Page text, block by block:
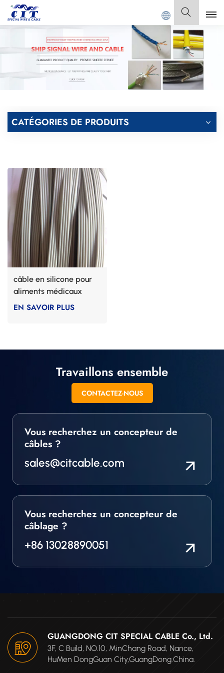
Co., Ltd. Français
English
Français
Italiano
CATÉGORIES DE PRODUITS
câble en silicone pour
aliments médicaux
EN SAVOIR PLUS
Travaillons ensemble
CONTACTEZ-NOUS
Vous recherchez un concepteur de
câbles ?
sales@citcable.com
Vous recherchez un concepteur de
câblage ?
+86 13028890051
GUANGDONG CIT SPECIAL CABLE Co., Ltd.
3F, C Build, NO.10, MinChang Road, Nance,
HuMen DongGuan City,GuangDong.China.